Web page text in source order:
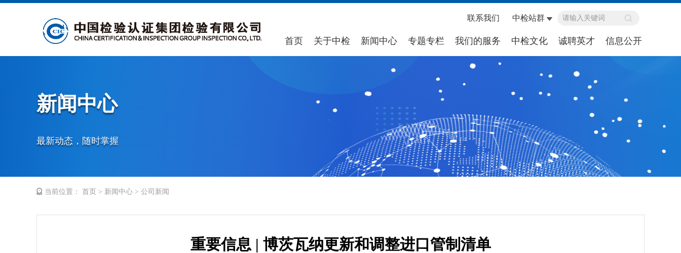
中检站群
联系我们
首页 关于中检 新闻中心 专题专栏 我们的服务 中检文化 诚聘英才 信息公开
新闻中心
最新动态，随时掌握
当前位置： 首页 > 新闻中心 > 公司新闻
重要信息 | 博茨瓦纳更新和调整进口管制清单